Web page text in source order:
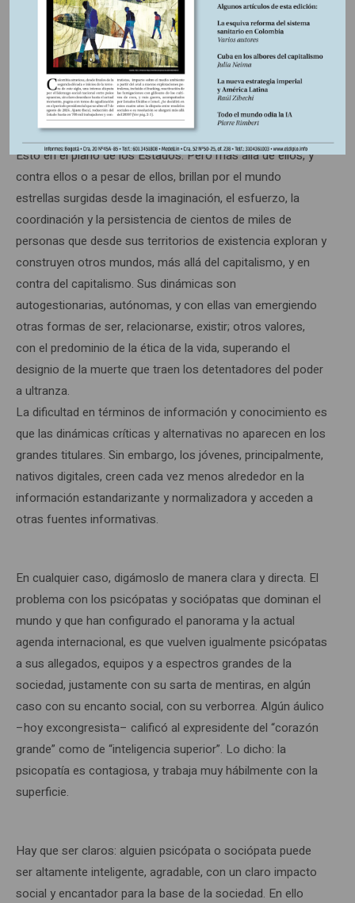
la escala cotidiana. Los razonamientos y evidencias de
Rusia ante los argumentos de la Otan se soportan en
datos históricos. En fin, el hartazgo de varios países
africanos con respecto a Europa Occidental es inocultable;
por ejemplo.
Esto en el plano de los Estados. Pero más allá de ellos, y
contra ellos o a pesar de ellos, brillan por el mundo
estrellas surgidas desde la imaginación, el esfuerzo, la
coordinación y la persistencia de cientos de miles de
personas que desde sus territorios de existencia exploran y
construyen otros mundos, más allá del capitalismo, y en
contra del capitalismo. Sus dinámicas son
autogestionarias, autónomas, y con ellas van emergiendo
otras formas de ser, relacionarse, existir; otros valores,
con el predominio de la ética de la vida, superando el
designio de la muerte que traen los detentadores del poder
a ultranza.
La dificultad en términos de información y conocimiento es
que las dinámicas críticas y alternativas no aparecen en los
grandes titulares. Sin embargo, los jóvenes, principalmente,
nativos digitales, creen cada vez menos alrededor en la
información estandarizante y normalizadora y acceden a
otras fuentes informativas.
En cualquier caso, digámoslo de manera clara y directa. El
problema con los psicópatas y sociópatas que dominan el
mundo y que han configurado el panorama y la actual
agenda internacional, es que vuelven igualmente psicópatas
a sus allegados, equipos y a espectros grandes de la
sociedad, justamente con su sarta de mentiras, en algún
caso con su encanto social, con su verborrea. Algún áulico
–hoy excongresista– calificó al expresidente del “corazón
grande” como de “inteligencia superior”. Lo dicho: la
psicopatía es contagiosa, y trabaja muy hábilmente con la
superficie.
Hay que ser claros: alguien psicópata o sociópata puede
ser altamente inteligente, agradable, con un claro impacto
social y encantador para la base de la sociedad. En ello